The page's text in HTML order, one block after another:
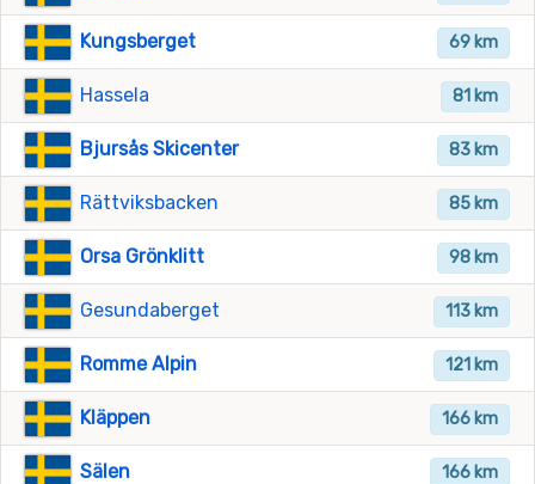
69 km
Kungsberget
81 km
Hassela
83 km
Bjursås Skicenter
85 km
Rättviksbacken
98 km
Orsa Grönklitt
113 km
Gesundaberget
121 km
Romme Alpin
166 km
Kläppen
166 km
Sälen